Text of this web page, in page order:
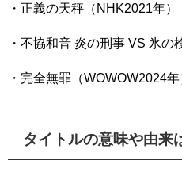
・正義の天秤（NHK2021年）
・不協和音 炎の刑事 VS 氷の
・完全無罪（WOWOW2024年
タイトルの意味や由来